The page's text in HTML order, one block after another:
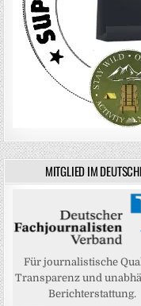
MITGLIED IM
Für journalistische
Transparenz und
Berichterstattung.